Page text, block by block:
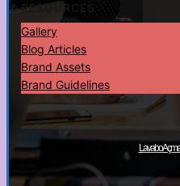
RESOURCES
Gallery
Blog Articles
Brand Assets
Brand Guidelines
Lavabo